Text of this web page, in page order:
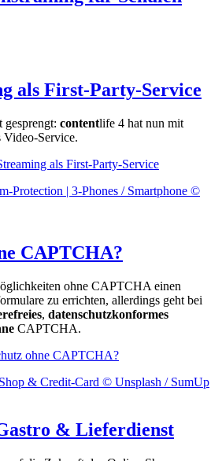
als First-Party-Service
contentlife 4 hat nun mit
Video-Service.
als First-Party-Service
CAPTCHA?
ohne CAPTCHA einen
zu errichten, allerdings geht bei
, datenschutzkonformes
CAPTCHA.
ohne CAPTCHA?
& Lieferdienst